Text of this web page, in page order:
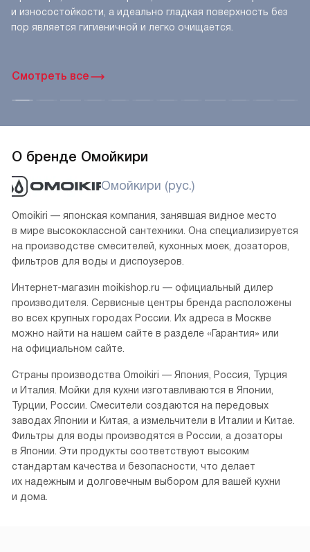
Смотреть все
и износостойкости, а идеально гладкая поверхность без
пор является гигиеничной и легко очищается.
О бренде Омойкири
Омойкири (рус.)
Omoikiri — японская компания, занявшая видное место
в мире высококлассной сантехники. Она специализируется
на производстве смесителей, кухонных моек, дозаторов,
фильтров для воды и диспоузеров.
Интернет-магазин moikishop.ru — официальный дилер
производителя. Сервисные центры бренда расположены
во всех крупных городах России. Их адреса в Москве
можно найти на нашем сайте в разделе «Гарантия» или
на официальном сайте.
Страны производства Omoikiri — Япония, Россия, Турция
и Италия. Мойки для кухни изготавливаются в Японии,
Турции, России. Смесители создаются на передовых
заводах Японии и Китая, а измельчители в Италии и Китае.
Фильтры для воды производятся в России, а дозаторы
в Японии. Эти продукты соответствуют высоким
стандартам качества и безопасности, что делает
их надежным и долговечным выбором для вашей кухни
и дома.